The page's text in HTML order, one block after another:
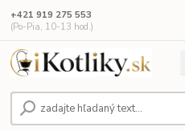
+421 919 275 553
(Po-Pia, 10-13 hod.)